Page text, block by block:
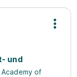
und
Academy of